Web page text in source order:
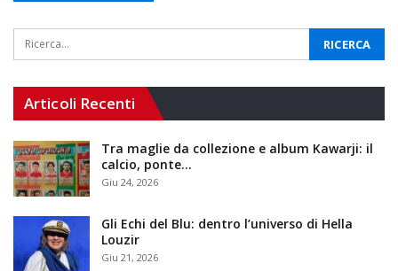
Articoli Recenti
Tra maglie da collezione e album Kawarji: il
calcio, ponte…
Giu 24, 2026
Gli Echi del Blu: dentro l’universo di Hella
Louzir
Giu 21, 2026